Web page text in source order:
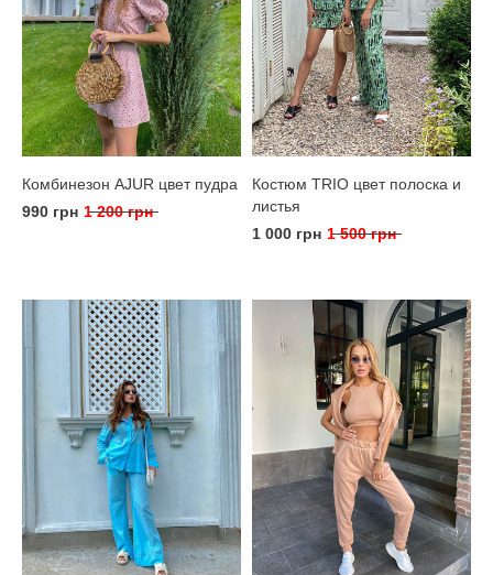
Комбинезон AJUR цвет пудра
990 грн 1 200 грн
Костюм TRIO цвет полоска и
листья
1 000 грн 1 500 грн